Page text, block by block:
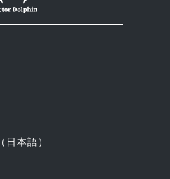
（日本語）